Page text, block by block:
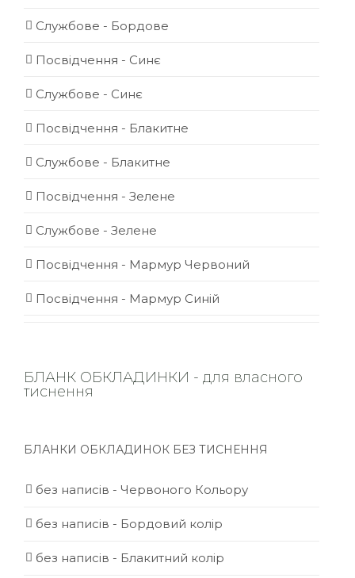
Службове - Бордове
Посвідчення - Синє
Службове - Синє
Посвідчення - Блакитне
Службове - Блакитне
Посвідчення - Зелене
Службове - Зелене
Посвідчення - Мармур Червоний
Посвідчення - Мармур Синій
БЛАНК ОБКЛАДИНКИ - для власного
тиснення
БЛАНКИ ОБКЛАДИНОК БЕЗ ТИСНЕННЯ
без написів - Червоного Кольору
без написів - Бордовий колір
без написів - Блакитний колір